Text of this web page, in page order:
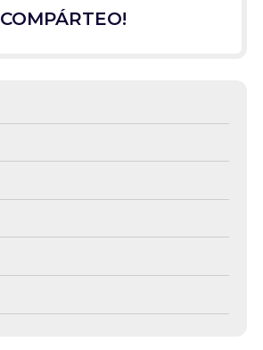
COMPÁRTEO!